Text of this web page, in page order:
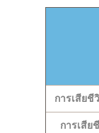
การเสียชี
การเสีย